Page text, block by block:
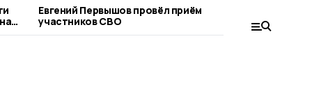
Евгений Первышов провёл приём
участников СВО
выборы –
системы